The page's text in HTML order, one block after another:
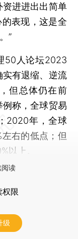
资进进出出简单
表现，这是全
”
人论坛2023
实有退缩、逆流
但总体仍在前
例称，全球贸易
2020年，全球
右的低点；但
以上。
阅读
权限
级